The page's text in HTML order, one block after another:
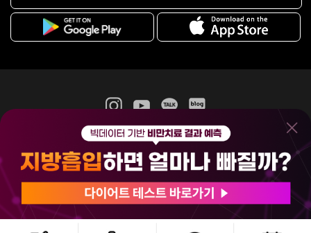
365mc 병·의원 이용약관
홈페이지 이용약관
비급여진료수가
(주)365mcㅣ서울특별시 서초구 서초대로52길 7, 3~4층(서초동, 제일빌딩)
120-87-04354ㅣ김남철
COPYRIGHT(C) 2025 365mc. ALL RIGHTS RESERVED.